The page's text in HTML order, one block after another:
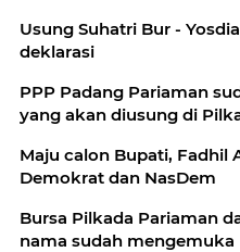
Usung Suhatri Bur -
deklarasi
PPP Padang Pariaman
yang akan diusung di
Maju calon Bupati, Fadhil
Demokrat dan NasDem
Bursa Pilkada Pariaman
nama sudah mengemuka